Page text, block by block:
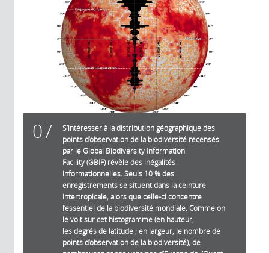
07
S’intéresser à la distribution géographique des
points d’observation de la biodiversité recensés
par le Global Biodiversity Information
Facility (GBIF) révèle des inégalités
informationnelles. Seuls 10 % des
enregistrements se situent dans la ceinture
intertropicale, alors que celle-ci concentre
l’essentiel de la biodiversité mondiale. Comme on
le voit sur cet histogramme (en hauteur,
les degrés de latitude ; en largeur, le nombre de
points d’observation de la biodiversité), de